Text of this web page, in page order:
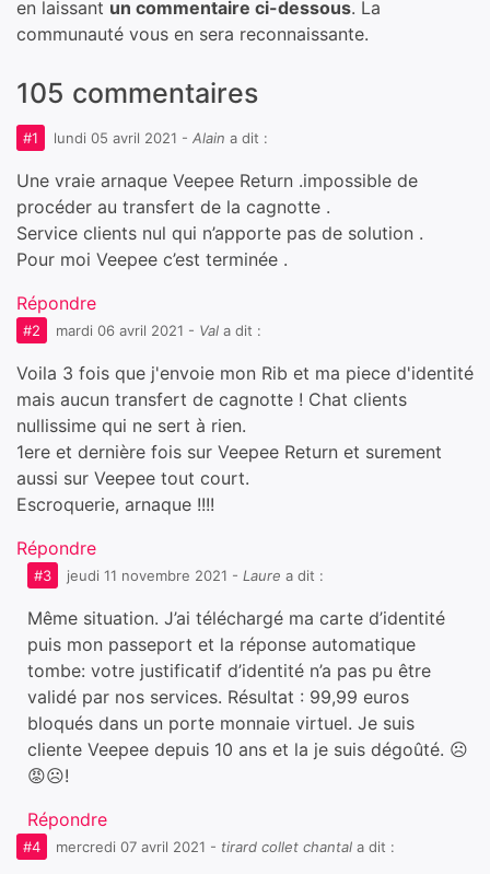
en laissant un commentaire ci-dessous. La
communauté vous en sera reconnaissante.
105 commentaires
#1 lundi 05 avril 2021 - Alain a dit :
Une vraie arnaque Veepee Return .impossible de
procéder au transfert de la cagnotte .
Service clients nul qui n’apporte pas de solution .
Pour moi Veepee c’est terminée .
Répondre
#2 mardi 06 avril 2021 - Val a dit :
Voila 3 fois que j'envoie mon Rib et ma piece d'identité
mais aucun transfert de cagnotte ! Chat clients
nullissime qui ne sert à rien.
1ere et dernière fois sur Veepee Return et surement
aussi sur Veepee tout court.
Escroquerie, arnaque !!!!
Répondre
#3 jeudi 11 novembre 2021 - Laure a dit :
Même situation. J’ai téléchargé ma carte d’identité
puis mon passeport et la réponse automatique
tombe: votre justificatif d’identité n’a pas pu être
validé par nos services. Résultat : 99,99 euros
bloqués dans un porte monnaie virtuel. Je suis
cliente Veepee depuis 10 ans et la je suis dégoûté. ☹️
😡☹️!
Répondre
#4 mercredi 07 avril 2021 - tirard collet chantal a dit :